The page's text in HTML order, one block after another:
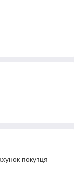
покупця